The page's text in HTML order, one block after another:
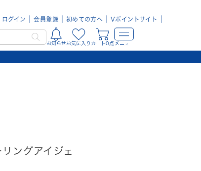
ログイン 会員登録 初めての方へ Vポイントサイト
お知らせお気に入り カート0点 メニュー
ングアイジェ